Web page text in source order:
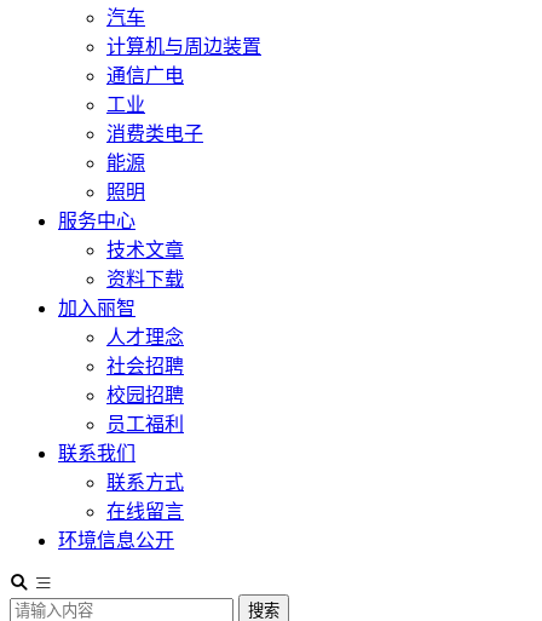
汽车
计算机与周边装置
通信广电
工业
消费类电子
能源
照明
服务中心
技术文章
资料下载
加入丽智
人才理念
社会招聘
校园招聘
员工福利
联系我们
联系方式
在线留言
环境信息公开
搜索